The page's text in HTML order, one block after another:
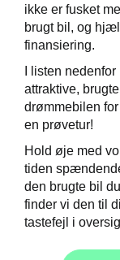
ikke er fusket
brugt bil, og
finansiering.
I listen
attraktive,
drømmebilen
en prøvetur!
Hold øje med
tiden
den brugte bil
finder vi den til
tastefejl i